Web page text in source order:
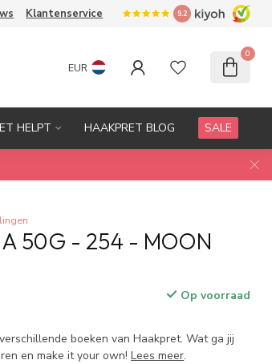
Klantenservice 9.2
EUR
0
HELPT HAAKPRET BLOG SALE
50G - 254 - MOON
Op voorraad
boeken van Haakpret. Wat ga jij
en make it your own!Lees meer.